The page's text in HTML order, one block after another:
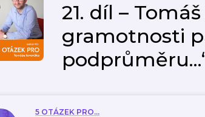
21. díl –
gramotnosti
5 OTÁZEK PRO...